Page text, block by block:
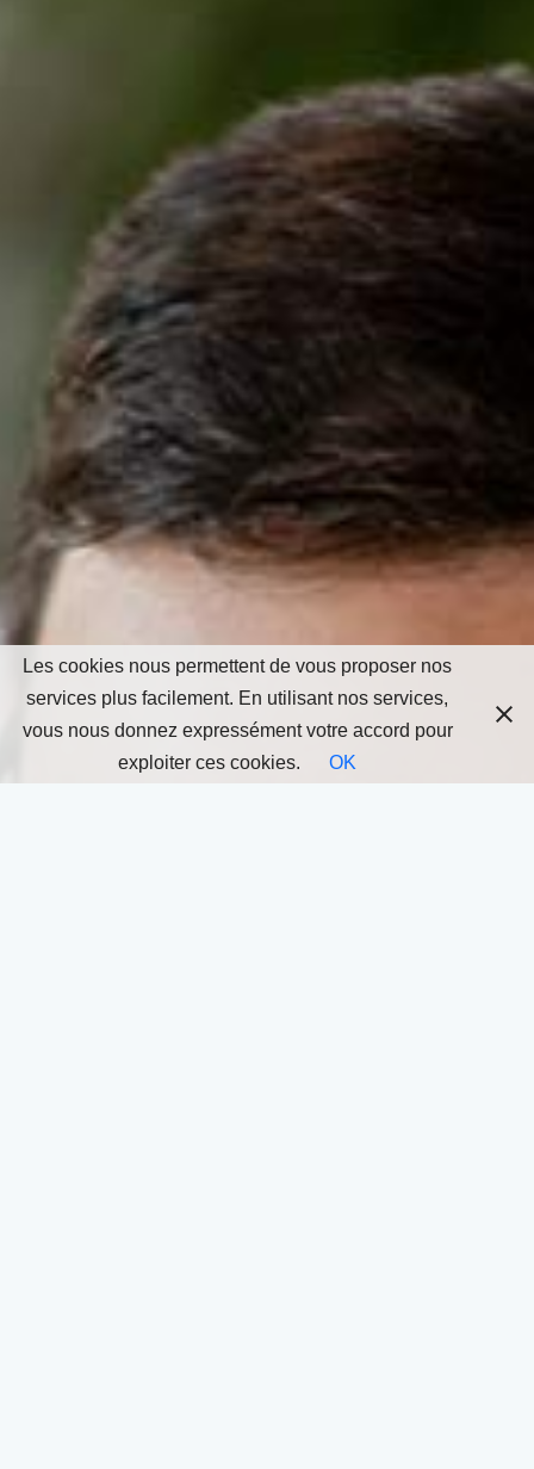
Les cookies nous permettent de vous proposer nos
services plus facilement. En utilisant nos services,
vous nous donnez expressément votre accord pour
exploiter ces cookies.
OK